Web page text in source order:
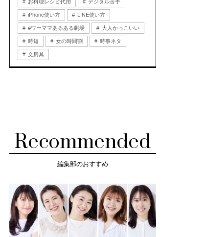
お料理レシピ代用 デジタル苦手
iPhone使い方 LINE使い方
#ワーママあるある劇場 大人かっこいい
時短 女の時間割 時事ネタ
文房具
Recommended
編集部のおすすめ